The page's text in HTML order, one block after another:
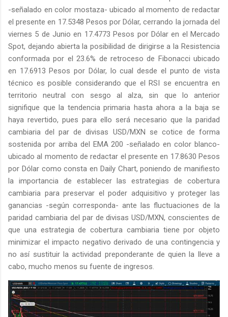
-señalado en color mostaza- ubicado al momento de redactar
el presente en 17.5348 Pesos por Dólar, cerrando la jornada del
viernes 5 de Junio en 17.4773 Pesos por Dólar en el Mercado
Spot, dejando abierta la posibilidad de dirigirse a la Resistencia
conformada por el 23.6% de retroceso de Fibonacci ubicado
en 17.6913 Pesos por Dólar, lo cual desde el punto de vista
técnico es posible considerando que el RSI se encuentra en
territorio neutral con sesgo al alza, sin que lo anterior
signifique que la tendencia primaria hasta ahora a la baja se
haya revertido, pues para ello será necesario que la paridad
cambiaria del par de divisas USD/MXN se cotice de forma
sostenida por arriba del EMA 200 -señalado en color blanco-
ubicado al momento de redactar el presente en 17.8630 Pesos
por Dólar como consta en Daily Chart, poniendo de manifiesto
la importancia de establecer las estrategias de cobertura
cambiaria para preservar el poder adquisitivo y proteger las
ganancias -según corresponda- ante las fluctuaciones de la
paridad cambiaria del par de divisas USD/MXN, conscientes de
que una estrategia de cobertura cambiaria tiene por objeto
minimizar el impacto negativo derivado de una contingencia y
no así sustituir la actividad preponderante de quien la lleve a
cabo, mucho menos su fuente de ingresos.